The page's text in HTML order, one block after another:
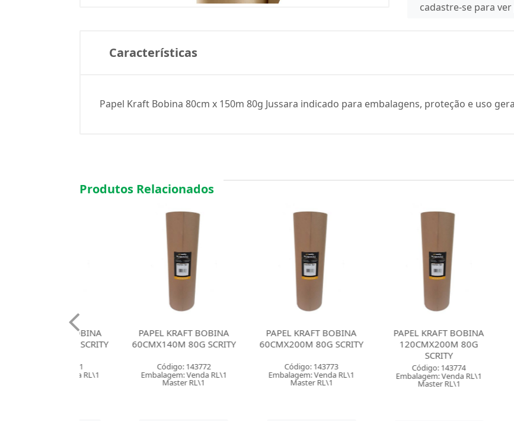
cadastre-se para
Características
Papel Kraft Bobina 80cm x 150m 80g Jussara indicado para embalagens, proteção e uso
Produtos Relacionados
PAPEL KRAFT BOBINA
60CMX140M 80G SCRITY
Código: 143772
Embalagem: Venda RL\1
Master RL\1
PAPEL KRAFT BOBINA
60CMX200M 80G SCRITY
Código: 143773
Embalagem: Venda RL\1
Master RL\1
PAPEL KRAFT BOBINA
120CMX200M 80G
Código: 143774
Embalagem: Venda RL\1
Master RL\1
BOBINA